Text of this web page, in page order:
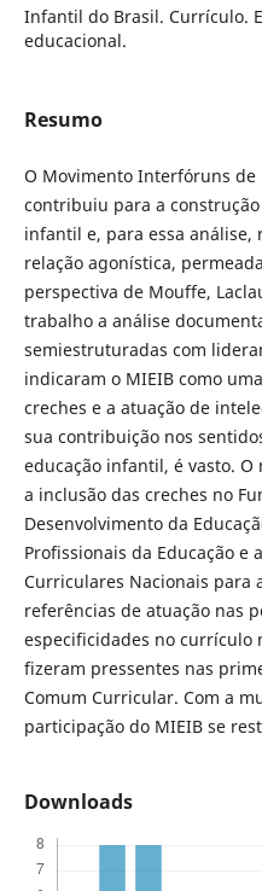
Infantil do Brasil. Currículo.
educacional.
Resumo
O Movimento Interfóruns
contribuiu para a
infantil e, para essa análise,
relação agonística,
perspectiva de Mouffe,
trabalho a análise
semiestruturadas com
indicaram o MIEIB como
creches e a atuação de
sua contribuição nos
educação infantil, é vasto.
a inclusão das creches no
Desenvolvimento da
Profissionais da Educação e
Curriculares Nacionais para
referências de atuação nas
especificidades no currículo
fizeram pressentes nas
Comum Curricular. Com a
participação do MIEIB se
Downloads